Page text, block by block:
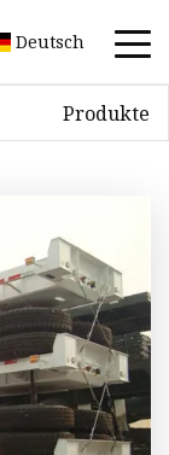
Deutsch
Produkte